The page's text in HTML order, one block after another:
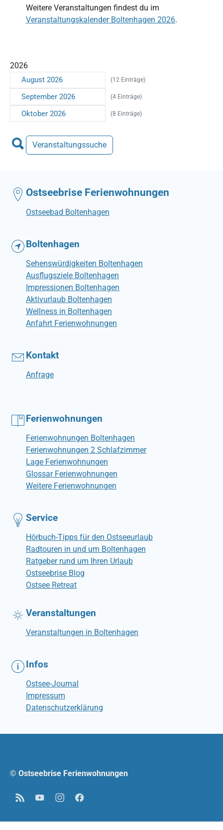
Weitere Veranstaltungen findest du im
Veranstaltungskalender Boltenhagen 2026.
2026
August 2026 (12 Einträge)
September 2026 (4 Einträge)
Oktober 2026 (8 Einträge)
Veranstaltungssuche
Ostseebrise Ferienwohnungen
Ostseebad Boltenhagen
Boltenhagen
Sehenswürdigkeiten Boltenhagen
Ausflugsziele Boltenhagen
Impressionen Boltenhagen
Aktivurlaub Boltenhagen
Wellness in Boltenhagen
Anfahrt Ferienwohnungen
Kontakt
Anfrage
Ferienwohnungen
Ferienwohnungen Boltenhagen
Ferienwohnungen 2 Schlafzimmer
Lage Ferienwohnungen
Glossar Ferienwohnungen
Weitere Ferienwohnungen
Service
Hörbuch-Tipps für den Ostseeurlaub
Radtouren in und um Boltenhagen
Ratgeber rund um Ihren Urlaub
Ostseebrise Blog
Ostsee Retreat
Veranstaltungen
Veranstaltungen in Boltenhagen
Infos
Ostsee-Journal
Impressum
Datenschutzerklärung
© Ostseebrise Ferienwohnungen
RSS YouTubeInstagramFacebook